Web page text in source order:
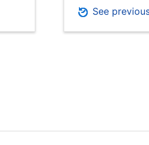
See